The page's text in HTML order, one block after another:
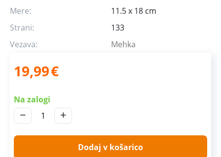
Mere:
11.5 x 18 cm
Strani:
133
Vezava:
Mehka
19,99€
Na zalogi
+
−
Dodaj v košarico